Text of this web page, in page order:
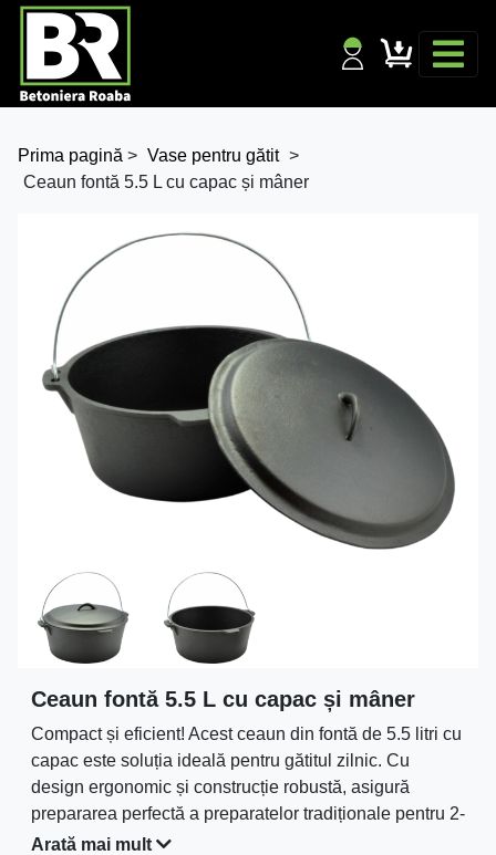
Prima pagină > Vase pentru gătit >
Ceaun fontă 5.5 L cu capac și mâner
Ceaun fontă 5.5 L cu capac și mâner
Compact și eficient! Acest ceaun din fontă de 5.5 litri cu
capac este soluția ideală pentru gătitul zilnic. Cu
design ergonomic și construcție robustă, asigură
prepararea perfectă a preparatelor tradiționale pentru 2-
4 persoane.
Arată mai mult